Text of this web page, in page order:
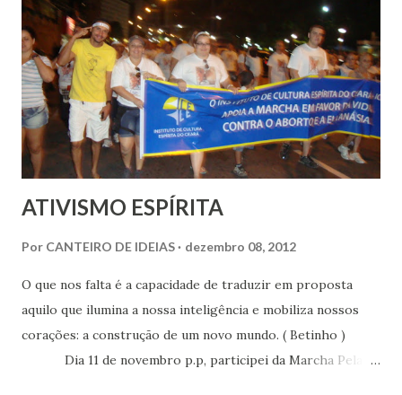
mortais e os elementos da imortalidade se tornou uma das
maiores formas de manipulação humana. Os detentores da
capacidade de intermediar esses dois hiatos de realidade
fizeram questão absoluta de fecharem as portas aos
questionamentos tornando o mundo invisível um espaço de
veiculação para poucos iniciados, que trariam t...
ATIVISMO ESPÍRITA
Por CANTEIRO DE IDEIAS dezembro 08, 2012
O que nos falta é a capacidade de traduzir em proposta
aquilo que ilumina a nossa inteligência e mobiliza nossos
corações: a construção de um novo mundo. ( Betinho )
Dia 11 de novembro p.p, participei da Marcha Pela